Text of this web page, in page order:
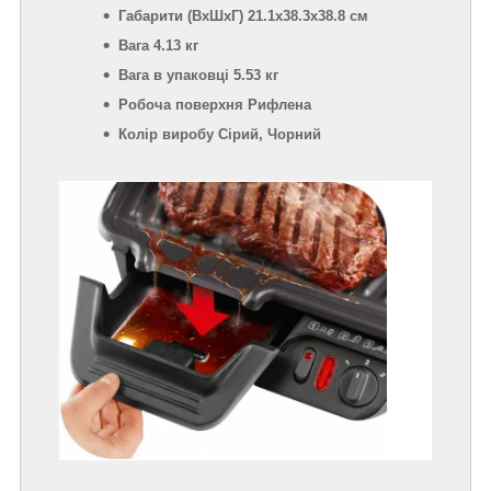
Габарити (ВхШхГ) 21.1x38.3x38.8 см
Вага 4.13 кг
Вага в упаковці 5.53 кг
Робоча поверхня Рифлена
Колір виробу Сірий, Чорний